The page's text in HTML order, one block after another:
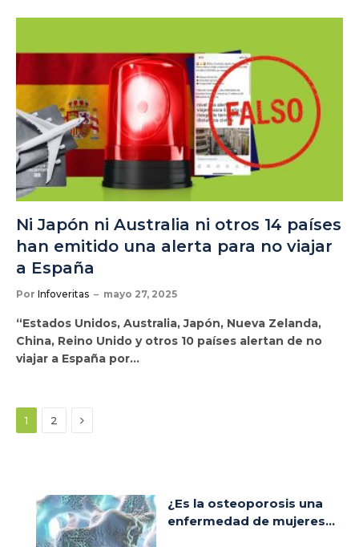
Ni Japón ni Australia ni otros 14 países
han emitido una alerta para no viajar
a España
Por Infoveritas mayo 27, 2025
“Estados Unidos, Australia, Japón, Nueva Zelanda,
China, Reino Unido y otros 10 países alertan de no
viajar a España por…
1 2 Siguiente
¿Es la osteoporosis una
enfermedad de mujeres...